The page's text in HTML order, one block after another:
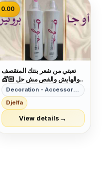
0.00
تعبتي من شعر بنتك المتقصف
والهايش والقص مش حل 💇🏻
كاش شامبو 🧴هو الحل 🗝
بمكونات طبيعية 100% أحصلي
على شعر ناعم وصحي🧝
&zwj;♀ آمن جدآ على الأطفال
👩&zwj;👧&zwj;👦 يعني
Decoration - Accessories
Djelfa
View details →